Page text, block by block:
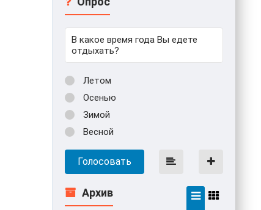
В какое время года Вы едете
отдыхать?
Летом
Осенью
Зимой
Весной
Голосовать
Архив